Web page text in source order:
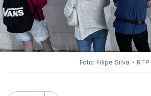
Foto: Filipe Silva - RTP